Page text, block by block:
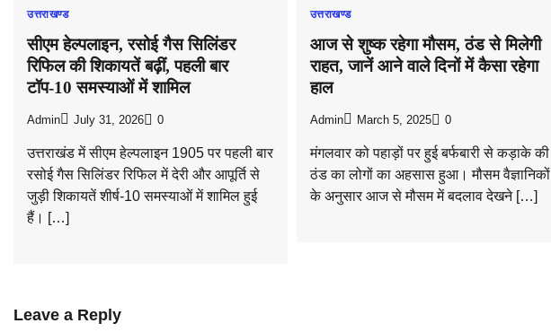
उत्तराखण्ड
सीएम हेल्पलाइन, रसोई गैस सिलिंडर
रिफिल की शिकायतें बढ़ीं, पहली बार
टॉप-10 समस्याओं में शामिल
Admin July 31, 2026 0
उत्तराखंड में सीएम हेल्पलाइन 1905 पर पहली बार
रसोई गैस सिलिंडर रिफिल में देरी और आपूर्ति से
जुड़ी शिकायतें शीर्ष-10 समस्याओं में शामिल हुई
हैं। […]
उत्तराखण्ड
आज से शुष्क रहेगा मौसम, ठंड से मिलेगी
राहत, जानें आने वाले दिनों में कैसा रहेगा
हाल
Admin March 5, 2025 0
मंगलवार को पहाड़ों पर हुई बर्फबारी से कड़ाके की
ठंड का लोगों का अहसास हुआ। मौसम वैज्ञानिकों
के अनुसार आज से मौसम में बदलाव देखने […]
Leave a Reply